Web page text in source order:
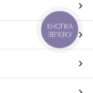
КНОПКА
ЗВ'ЯЗКУ